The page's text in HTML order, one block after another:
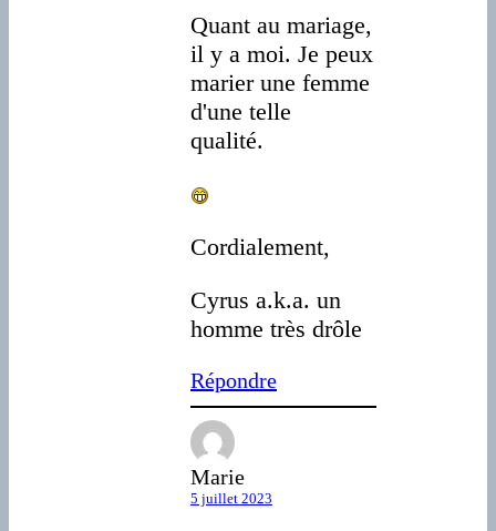
Quant au mariage,
il y a moi. Je peux
marier une femme
d'une telle
qualité.
Cordialement,
Cyrus a.k.a. un
homme très drôle
Répondre
Marie
5 juillet 2023